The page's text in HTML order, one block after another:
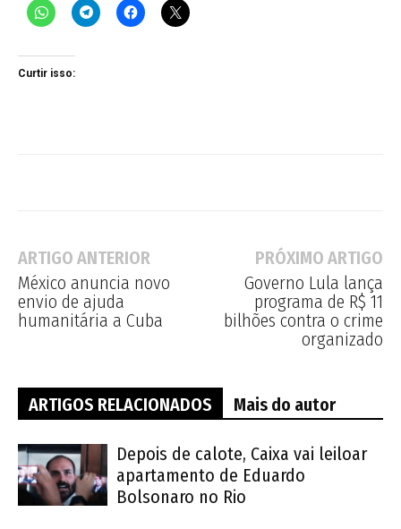
Curtir isso:
ARTIGO ANTERIOR
México anuncia novo
envio de ajuda
humanitária a Cuba
PRÓXIMO ARTIGO
Governo Lula lança
programa de R$ 11
bilhões contra o crime
organizado
ARTIGOS RELACIONADOS Mais do autor
Depois de calote, Caixa vai leiloar
apartamento de Eduardo
Bolsonaro no Rio